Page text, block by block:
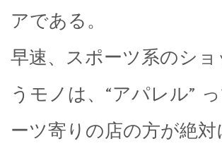
アである。
早速、スポーツ系のシ
うモノは、“アパレル”
ーツ寄りの店の方が絶